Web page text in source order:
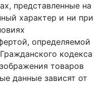
представленные на
характер и ни при
определяемой
кодекса
товаров
данные зависят от